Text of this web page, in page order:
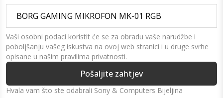
Vaši osobni podaci koristit će se za obradu vaše narudžbe i
poboljšanju vašeg iskustva na ovoj web stranici i u druge svrhe
opisane u našim pravilima privatnosti.
Pošaljite zahtjev
Hvala vam što ste odabrali Sony & Computers Bijeljina